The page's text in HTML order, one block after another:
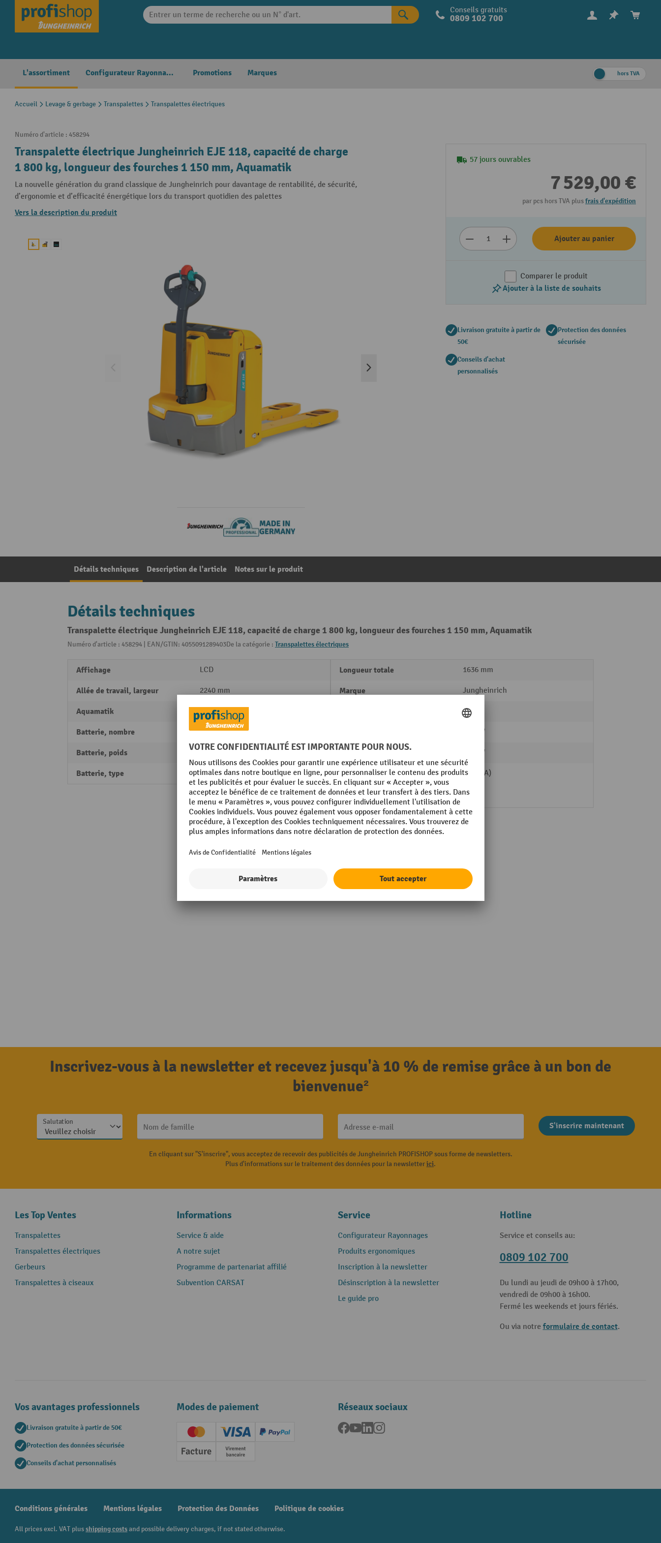
Skip to main navigation Conseils gratuits
0809 102 700
L'assortiment Configurateur Rayonnages Promotions Marques hors TVA
Accueil Levage & gerbage Transpalettes Transpalettes électriques
Numéro d'article : 458294
Transpalette électrique Jungheinrich EJE 118, capacité de charge
1 800 kg, longueur des fourches 1 150 mm, Aquamatik
La nouvelle génération du grand classique de Jungheinrich pour davantage de rentabilité, de sécurité,
d’ergonomie et d’efficacité énergétique lors du transport quotidien des palettes
Vers la description du produit
57 jours ouvrables
7 529,00 €
par pcs hors TVA plusfrais d'expédition
Ajouter au panier
Comparer le produit
Ajouter à la liste de souhaits
Livraison gratuite à partir de
50€
Protection des données
sécurisée
Conseils d'achat
personnalisés
Détails techniques Description de l'article Notes sur le produit
Détails techniques
Transpalette électrique Jungheinrich EJE 118, capacité de charge 1 800 kg, longueur des fourches 1 150 mm, Aquamatik
Numéro d'article : 458294 | EAN/GTIN: 4055091289403De la catégorie : Transpalettes électriques
Affichage LCD
Allée de travail, largeur 2240 mm
Aquamatik oui
Batterie, nombre 1
Batterie, poids 151 kg
Batterie, type batterie plomb acide
Longueur totale 1636 mm
Marque Jungheinrich
Acier
1.2 kW
Moteur de traction, puissance 1.1 kW
Niveau de pression acoustique
selon EN 12 053 (oreille du
conducteur)
61 dB(A)
Afficher tous les détails techniques
Inscrivez-vous à la newsletter et recevez jusqu'à 10 % de remise grâce à un bon de
bienvenue²
Salutation
Nom de famille Adresse e-mail S'inscrire maintenant
En cliquant sur "S'inscrire", vous acceptez de recevoir des publicités de Jungheinrich PROFISHOP sous forme de newsletters.
Plus d'informations sur le traitement des données pour la newsletterici.
Les Top Ventes
Transpalettes
Transpalettes électriques
Gerbeurs
Transpalettes à ciseaux
Informations
Service & aide
A notre sujet
Programme de partenariat affilié
Subvention CARSAT
Service
Configurateur Rayonnages
Produits ergonomiques
Inscription à la newsletter
Désinscription à la newsletter
Le guide pro
Hotline
Service et conseils au:
0809 102 700
Du lundi au jeudi de 09h00 à 17h00,
vendredi de 09h00 à 16h00.
Fermé les weekends et jours fériés.
Ou via notre formulaire de contact.
Vos avantages professionnels
Livraison gratuite à partir de 50€
Protection des données sécurisée
Conseils d'achat personnalisés
Modes de paiement
Creditcard (Master)Creditcard (Visa)
PayPal
Facture Paiement anticipé
Réseaux sociaux
Facebook
YouTubeLinkedInInstagram
Conditions générales Mentions légales Protection des Données Politique de cookies
All prices excl. VAT plusshipping costsand possible delivery charges, if not stated otherwise.